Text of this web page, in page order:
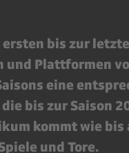
bis zur
Plattformen
eine
bis zur Saison
kommt wie bis
und Tore.